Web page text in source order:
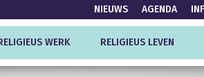
NIEUWS AGENDA
WERK RELIGIEUS LEVEN